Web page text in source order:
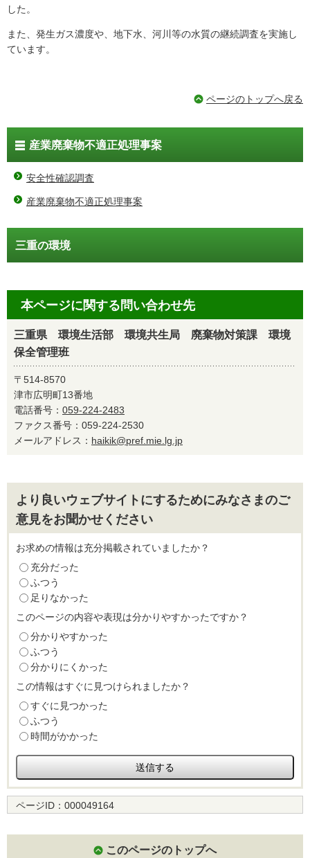
した。
また、発生ガス濃度や、地下水、河川等の水質の継続調査を実施し
ています。
ページのトップへ戻る
産業廃棄物不適正処理事案
安全性確認調査
産業廃棄物不適正処理事案
三重の環境
本ページに関する問い合わせ先
三重県 環境生活部 環境共生局 廃棄物対策課 環境
保全管理班
〒514-8570
津市広明町13番地
電話番号： 059-224-2483
ファクス番号：059-224-2530
メールアドレス： haikik@pref.mie.lg.jp
より良いウェブサイトにするためにみなさまのご
意見をお聞かせください
お求めの情報は充分掲載されていましたか？
充分だった
ふつう
足りなかった
このページの内容や表現は分かりやすかったですか？
分かりやすかった
ふつう
分かりにくかった
この情報はすぐに見つけられましたか？
すぐに見つかった
ふつう
時間がかかった
ページID： 000049164
このページのトップへ